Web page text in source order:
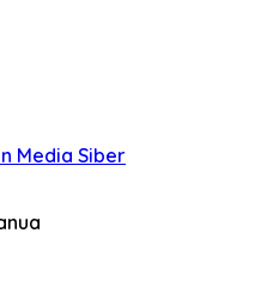
Media Siber